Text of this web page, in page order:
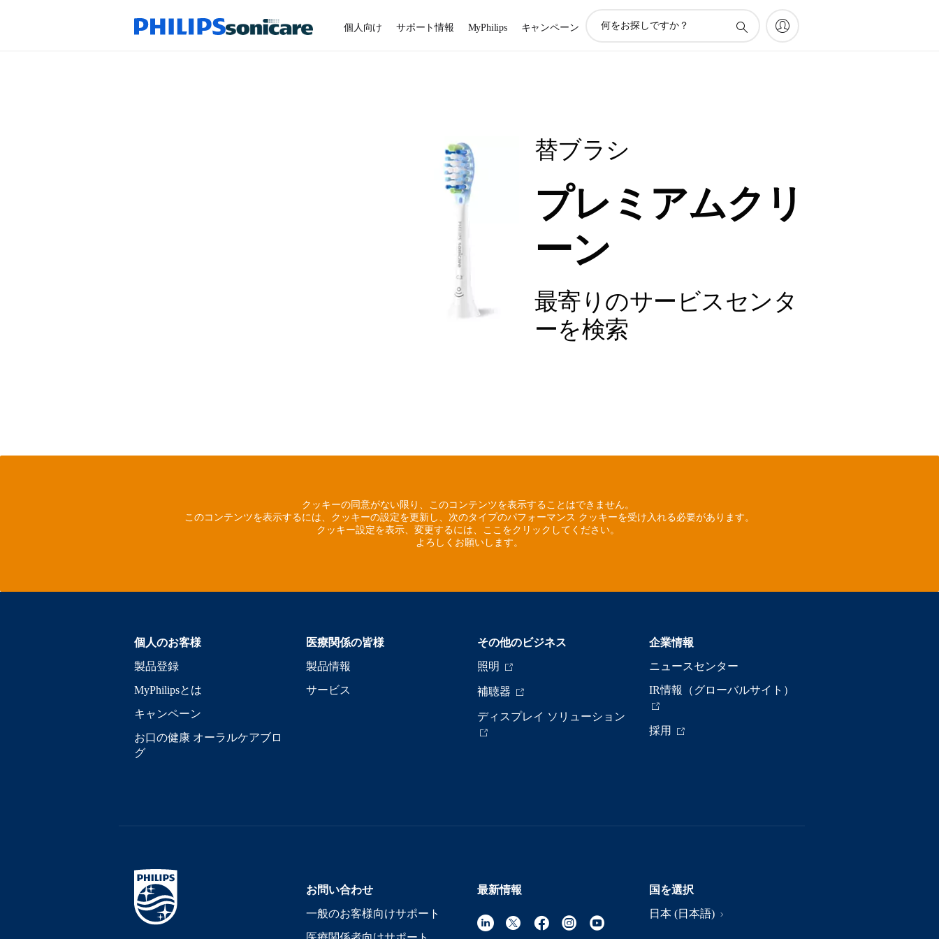
個人向け サポート情報 MyPhilips キャンペーン
検
索
替ブラシ
プレミアムクリ
ーン
最寄りのサービスセンタ
ーを検索
クッキーの同意がない限り、このコンテンツを表示することはできません。
このコンテンツを表示するには、クッキーの設定を更新し、次のタイプのパフォーマンス クッキーを受け入れる必要があります。
クッキー設定を表示、変更するには、ここをクリックしてください。
よろしくお願いします。
個人のお客様
製品登録
MyPhilipsとは
キャンペーン
お口の健康 オーラルケアブロ
グ
医療関係の皆様
製品情報
サービス
その他のビジネス
照明
補聴器
ディスプレイ ソリューション
企業情報
ニュースセンター
IR情報（グローバルサイト）
採用
お問い合わせ
一般のお客様向けサポート
最新情報
国を選択
日本 (日本語)